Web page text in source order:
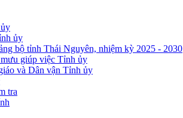
ủy
bộ tỉnh Thái Nguyên, nhiệm kỳ 2025 - 2030
giúp việc Tỉnh ủy
và Dân vận Tỉnh ủy
tra